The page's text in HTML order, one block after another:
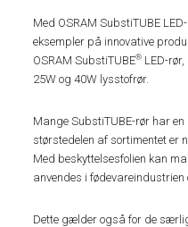
Med OSRAM SubstiTUBE
eksempler på innovative
OSRAM SubstiTUBE® LED-
25W og 40W lysstofrør.
Mange SubstiTUBE-rør har
størstedelen af sortimentet er
Med beskyttelsesfolien kan
anvendes i
Dette gælder også for de